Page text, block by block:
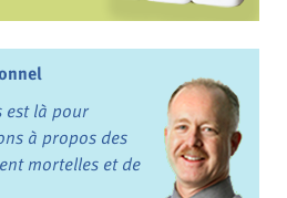
est là pour
à propos des
mortelles et de